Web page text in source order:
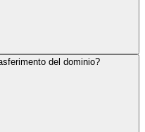
del dominio?